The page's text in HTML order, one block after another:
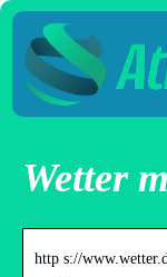
Wetter
http s://